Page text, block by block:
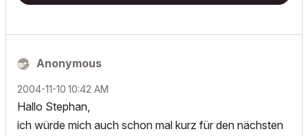
Anonymous
‎2004-11-10 10:42 AM
Hallo Stephan,
ich würde mich auch schon mal kurz für den nächsten